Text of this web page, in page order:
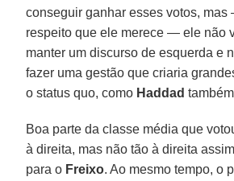
conseguir ganhar esses votos,
respeito que ele merece — ele não
manter um discurso de esquerda e
fazer uma gestão que criaria
o status quo, como Haddad
Boa parte da classe média que
à direita, mas não tão à direita
para o Freixo. Ao mesmo tempo, o